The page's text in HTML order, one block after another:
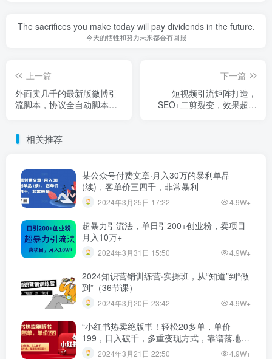
The sacrifices you make today will pay dividends in the future.
今天的牺牲和努力未来都会有回报
上一篇
外面卖几千的最新版微博引
流脚本，协议全自动脚本
下一篇
短视频引流矩阵打造，
SEO+二剪裂变，效果超级
相关推荐
某公众号付费文章·月入30万的暴利单品
(续)，客单价三四千，非常暴利
2024年3月25日 17:22 4.9W+
超暴力引流法，单日引200+创业粉，卖项目
月入10万+
2024年3月31日 15:50 4.9W+
2024知识营销训练营·实操班，从“知道”到“做
到”（36节课）
2024年3月20日 23:42 4.9W+
“小红书热卖绝版书！轻松20多单，单价
199，日入破千，多重变现方式，靠谱落地项
目！”2024年3月21日 22:50 4.9W+